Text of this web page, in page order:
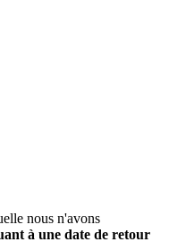
nous n'avons
à une date de retour